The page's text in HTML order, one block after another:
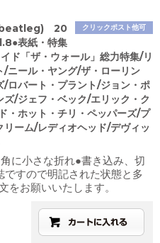
クリックポスト他可
(beatleg) 20
表紙・特集
ド「ザ・ウォール」総力特集/リ
/ニール・ヤング/ザ・ローリン
/ロバート・プラント/ジョン・ポ
ズ/ジェフ・ベック/エリック・ク
・ホット・チリ・ペッパーズ/プ
リーム/レディオヘッド/デヴィッ
に小さな折れ●書き込み、切
すので明記された状態と多
をお願いいたします。